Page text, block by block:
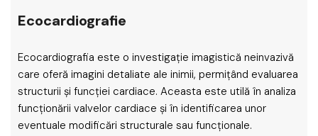
Ecocardiografie
Ecocardiografia este o investigație imagistică neinvazivă
care oferă imagini detaliate ale inimii, permițând evaluarea
structurii și funcției cardiace. Aceasta este utilă în analiza
funcționării valvelor cardiace și în identificarea unor
eventuale modificări structurale sau funcționale.